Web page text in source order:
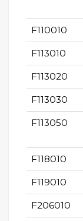
F110010
F113010
F113020
F113030
F113050
F118010
F119010
F206010